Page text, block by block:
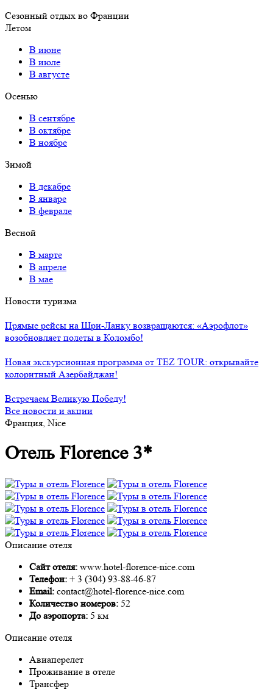
Сезонный отдых во Франции
Летом
В июне
В июле
В августе
Осенью
В сентябре
В октябре
В ноябре
Зимой
В декабре
В январе
В феврале
Весной
В марте
В апреле
В мае
Новости туризма
Прямые рейсы на Шри-Ланку возвращаются: «Аэрофлот»
возобновляет полеты в Коломбо!
Новая экскурсионная программа от TEZ TOUR: открывайте
колоритный Азербайджан!
Встречаем Великую Победу!
Все новости и акции
Франция, Nice
Отель Florence 3*
Описание отеля
Сайт отеля: www.hotel-florence-nice.com
Телефон: + 3 (304) 93-88-46-87
Email: contact@hotel-florence-nice.com
Количество номеров: 52
До аэропорта: 5 км
Описание отеля
Авиаперелет
Проживание в отеле
Трансфер